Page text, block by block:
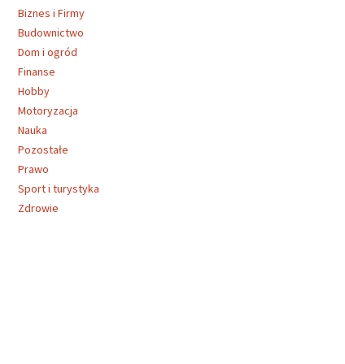
Biznes i Firmy
Budownictwo
Dom i ogród
Finanse
Hobby
Motoryzacja
Nauka
Pozostałe
Prawo
Sport i turystyka
Zdrowie